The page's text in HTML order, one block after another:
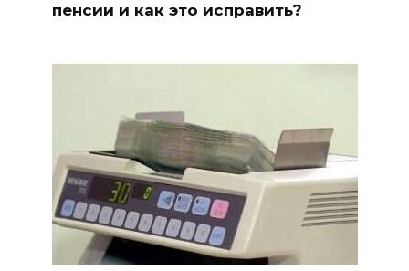
пенсии и как это исправить?